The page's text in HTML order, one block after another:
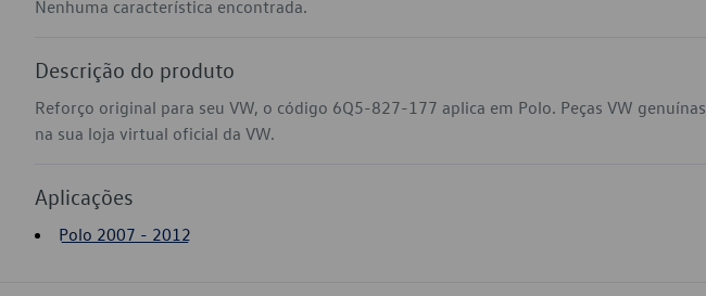
Nenhuma característica encontrada.
Descrição do produto
Reforço original para seu VW, o código 6Q5-827-177 aplica em Polo. Peças VW genuínas
na sua loja virtual oficial da VW.
Aplicações
Polo 2007 - 2012